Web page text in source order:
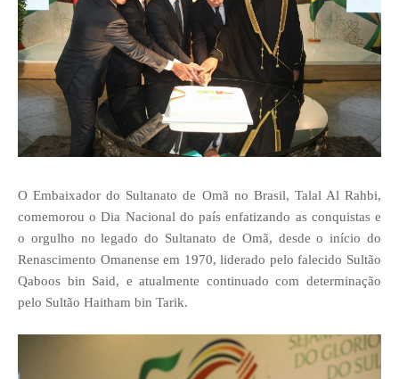
O Embaixador do Sultanato de Omã no Brasil, Talal Al Rahbi,
comemorou o Dia Nacional do país enfatizando as conquistas e
o orgulho no legado do Sultanato de Omã, desde o início do
Renascimento Omanense em 1970, liderado pelo falecido Sultão
Qaboos bin Said, e atualmente continuado com determinação
pelo Sultão Haitham bin Tarik.